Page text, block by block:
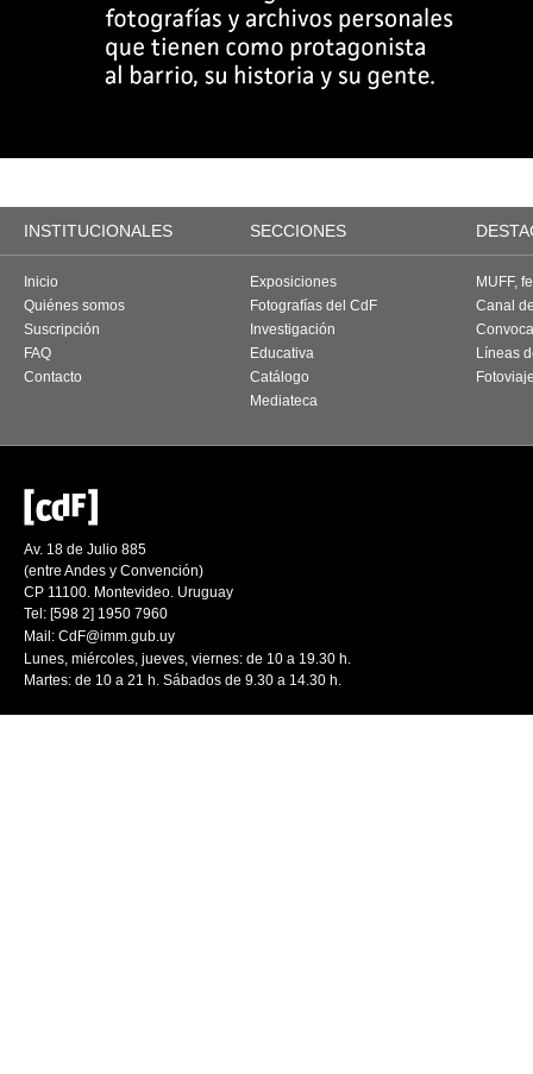
INSTITUCIONALES SECCIONES
Inicio
Quiénes somos
Suscripción
FAQ
Contacto
Exposiciones
Fotografías del CdF
Investigación
Educativa
Catálogo
Mediateca
MUFF,
Canal
Líneas
Av. 18 de Julio 885
(entre Andes y Convención)
CP 11100. Montevideo. Uruguay
Tel: [598 2] 1950 7960
Mail: CdF@imm.gub.uy
Lunes, miércoles, jueves, viernes: de 10 a 19.30 h.
Martes: de 10 a 21 h. Sábados de 9.30 a 14.30 h.